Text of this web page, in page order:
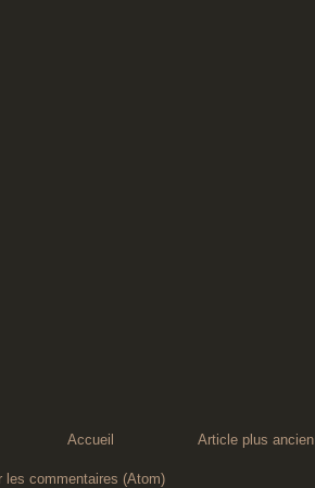
Article plus ancien
Accueil
les commentaires (Atom)